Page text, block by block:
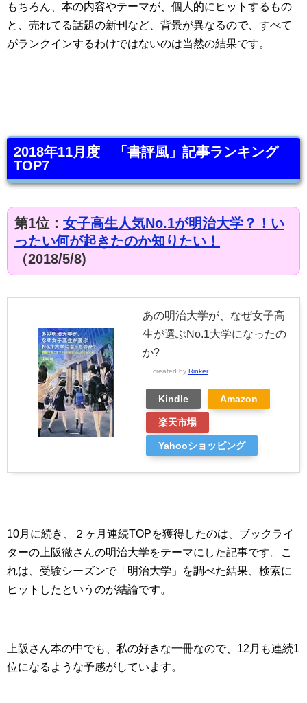
もちろん、本の内容やテーマが、個人的にヒットするもの
と、売れてる話題の新刊など、背景が異なるので、すべて
がランクインするわけではないのは当然の結果です。
2018年11月度 「書評風」記事ランキング
TOP7
第1位： 女子高生人気No.1が明治大学？！い
ったい何が起きたのか知りたい！
（2018/5/8)
あの明治大学が、なぜ女子高
生が選ぶNo.1大学になったの
か?
created by Rinker
Kindle Amazon
楽天市場
Yahooショッピング
10月に続き、２ヶ月連続TOPを獲得したのは、ブックライ
ターの上阪徹さんの明治大学をテーマにした記事です。こ
れは、受験シーズンで「明治大学」を調べた結果、検索に
ヒットしたというのが結論です。
上阪さん本の中でも、私の好きな一冊なので、12月も連続1
位になるような予感がしています。